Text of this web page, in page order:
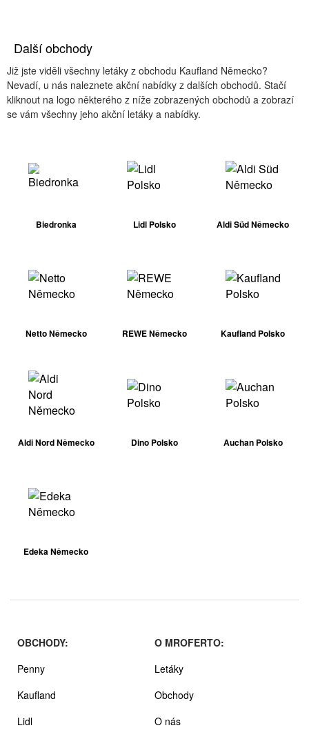
Další obchody
Již jste viděli všechny letáky z obchodu Kaufland Německo?
Nevadí, u nás naleznete akční nabídky z dalších obchodů. Stačí
kliknout na logo některého z níže zobrazených obchodů a zobrazí
se vám všechny jeho akční letáky a nabídky.
Biedronka Lidl Polsko Aldi Süd Německo
Netto Německo REWE Německo Kaufland Polsko
Aldi Nord Německo Dino Polsko Auchan Polsko
Edeka Německo
OBCHODY:
Penny
Kaufland
Lidl
O MROFERTO:
Letáky
Obchody
O nás